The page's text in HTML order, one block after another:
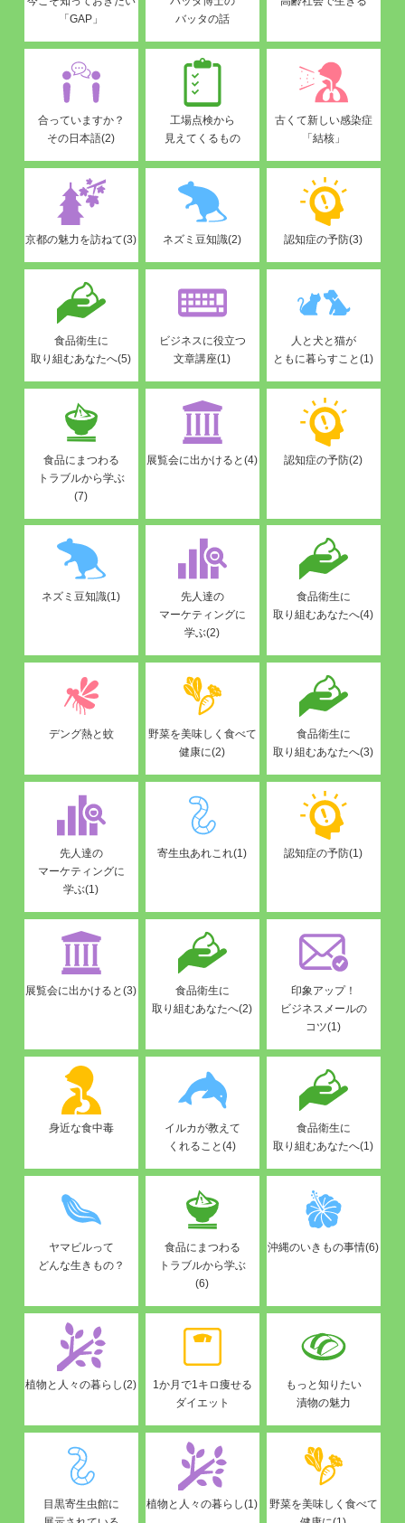
「GAP」
バッタの話
合っていますか？
その日本語(2)
工場点検から
見えてくるもの
古くて新しい感染症
「結核」
京都の魅力を訪ねて(3) ネズミ豆知識(2) 認知症の予防(3)
食品衛生に
取り組むあなたへ(5)
ビジネスに役立つ
文章講座(1)
人と犬と猫が
ともに暮らすこと(1)
食品にまつわる
トラブルから学ぶ
(7)
展覧会に出かけると(4) 認知症の予防(2)
ネズミ豆知識(1)
先人達の
マーケティングに
学ぶ(2)
食品衛生に
取り組むあなたへ(4)
デング熱と蚊
野菜を美味しく食べて
健康に(2)
食品衛生に
取り組むあなたへ(3)
先人達の
マーケティングに
学ぶ(1)
寄生虫あれこれ(1) 認知症の予防(1)
展覧会に出かけると(3)
食品衛生に
取り組むあなたへ(2)
印象アップ！
ビジネスメールの
コツ(1)
身近な食中毒
イルカが教えて
くれること(4)
食品衛生に
取り組むあなたへ(1)
ヤマビルって
どんな生きもの？
食品にまつわる
トラブルから学ぶ
(6)
沖縄のいきもの事情(6)
植物と人々の暮らし(2)
1か月で1キロ痩せる
ダイエット
もっと知りたい
漬物の魅力
目黒寄生虫館に
植物と人々の暮らし(1)
野菜を美味しく食べて